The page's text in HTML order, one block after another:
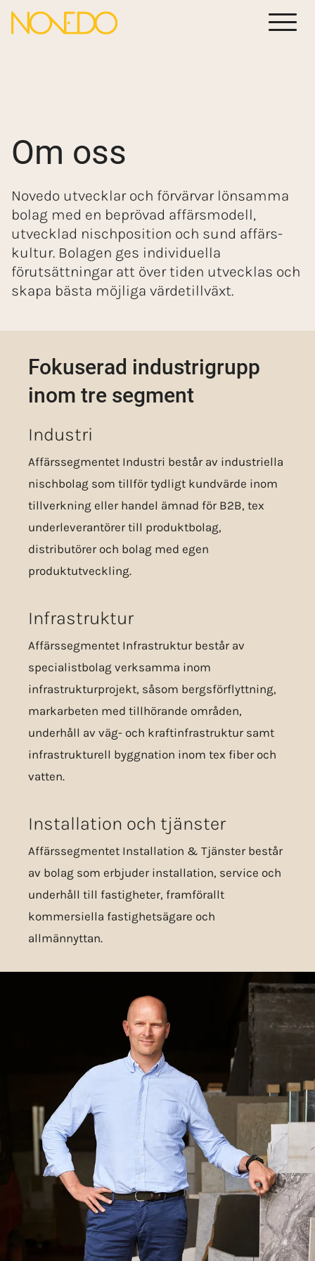
Menu
Om oss
Novedo utvecklar och förvärvar lönsamma
bolag med en beprövad affärs­modell,
utvecklad nischposition och sund affärs­
kultur. Bolagen ges individuella
förutsättningar att över tiden utvecklas och
skapa bästa möjliga värdetillväxt.
Fokuserad industrigrupp
inom tre segment
Industri
Affärssegmentet Industri består av industriella
nischbolag som tillför tydligt kundvärde inom
tillverkning eller handel ämnad för B2B, tex
underleverantörer till produktbolag,
distributörer och bolag med egen
produktutveckling.
Infrastruktur
Affärs­segmentet Infrastruktur består av
specialistbolag verksamma inom
infrastrukturprojekt, såsom bergsförflyttning,
markarbeten med tillhörande områden,
underhåll av väg- och kraftinfrastruktur samt
infrastrukturell byggnation inom tex fiber och
vatten.
Installation och tjänster
Affärs­segmentet Installation & Tjänster består
av bolag som erbjuder installation, service och
underhåll till fastigheter, framförallt
kommersiella fastighetsägare och
allmännyttan.